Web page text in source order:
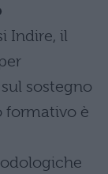
Indire, il
sostegno
formativo è